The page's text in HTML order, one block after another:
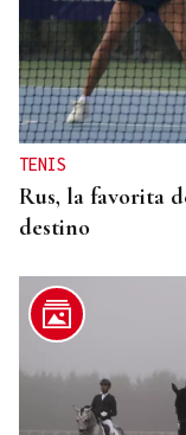
TENIS
Rus, la favorita
destino